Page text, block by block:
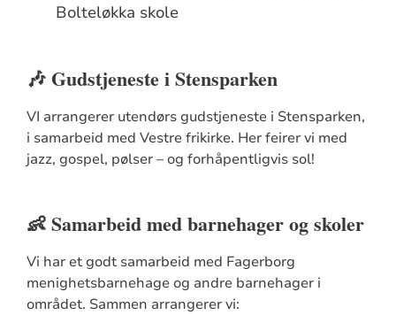
Bolteløkka skole
🎶 Gudstjeneste i Stensparken
VI arrangerer utendørs gudstjeneste i Stensparken,
i samarbeid med Vestre frikirke. Her feirer vi med
jazz, gospel, pølser – og forhåpentligvis sol!
👶 Samarbeid med barnehager og skoler
Vi har et godt samarbeid med Fagerborg
menighetsbarnehage og andre barnehager i
området. Sammen arrangerer vi: